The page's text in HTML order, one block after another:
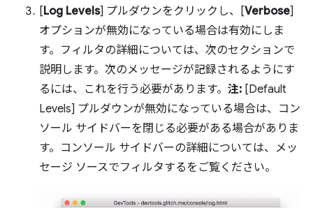
[Log Levels] プルダウンをクリックし、[Verbose]
オプションが無効になっている場合は有効にしま
す。フィルタの詳細については、次のセクションで
説明します。次のメッセージが記録されるようにす
るには、これを行う必要があります。 注: [Default
Levels] プルダウンが無効になっている場合は、コン
ソール サイドバーを閉じる必要がある場合がありま
す。コンソール サイドバーの詳細については、メッ
セージ ソースでフィルタするをご覧ください。